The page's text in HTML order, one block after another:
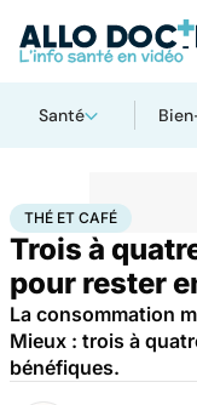
Santé
AccueilSantéMaladies
THÉ ET CAFÉ
Trois à
pour rester
La consommation
Mieux : trois à
bénéfiques.